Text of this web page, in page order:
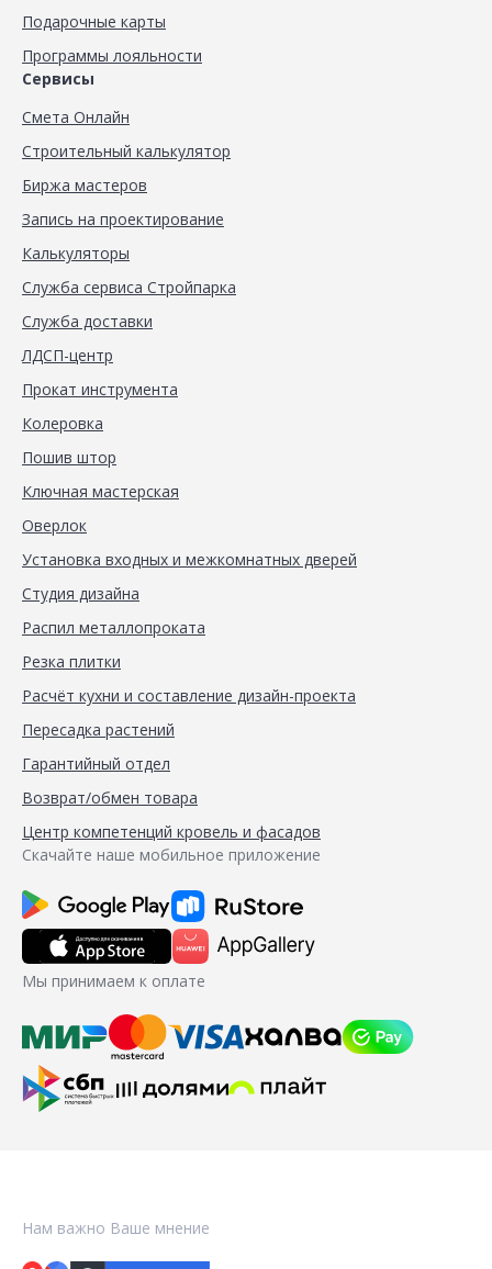
Подарочные карты
Программы лояльности
Сервисы
Смета Онлайн
Строительный калькулятор
Биржа мастеров
Запись на проектирование
Калькуляторы
Служба сервиса Стройпарка
Служба доставки
ЛДСП-центр
Прокат инструмента
Колеровка
Пошив штор
Ключная мастерская
Оверлок
Установка входных и межкомнатных дверей
Студия дизайна
Распил металлопроката
Резка плитки
Расчёт кухни и составление дизайн-проекта
Пересадка растений
Гарантийный отдел
Возврат/обмен товара
Центр компетенций кровель и фасадов
Скачайте наше мобильное приложение
Мы принимаем к оплате
Нам важно Ваше мнение